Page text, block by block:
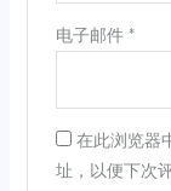
电子邮件 *
在此浏览器
址，以便下次